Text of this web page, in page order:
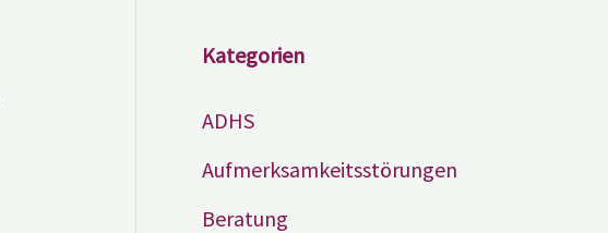
Kategorien
ADHS
Aufmerksamkeitsstörungen
Beratung